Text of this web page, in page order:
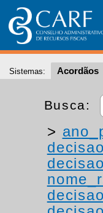
Sistemas: Acordãos
Busca:
>